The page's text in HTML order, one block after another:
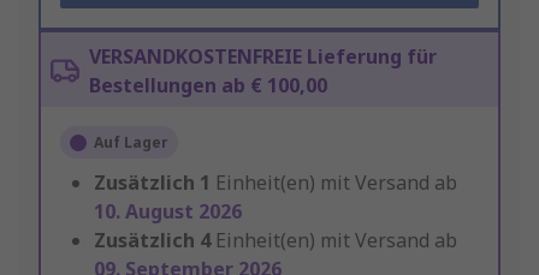
VERSANDKOSTENFREIE Lieferung für
Bestellungen ab € 100,00
Auf Lager
Zusätzlich 1 Einheit(en) mit Versand ab
10. August 2026
Zusätzlich 4 Einheit(en) mit Versand ab
09. September 2026